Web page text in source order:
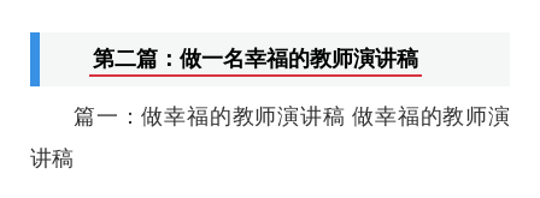
第二篇：做一名幸福的教师演讲稿
篇一：做幸福的教师演讲稿 做幸福的教师演
讲稿